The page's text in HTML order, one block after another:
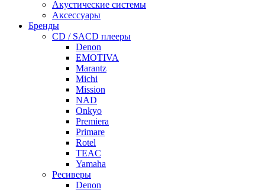
Акустические системы
Аксессуары
Бренды
CD / SACD плееры
Denon
EMOTIVA
Marantz
Michi
Mission
NAD
Onkyo
Premiera
Primare
Rotel
TEAC
Yamaha
Ресиверы
Denon